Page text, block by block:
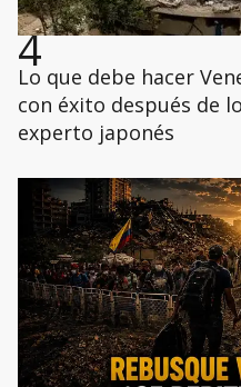
4
Lo que debe hacer
con éxito después de
experto japonés